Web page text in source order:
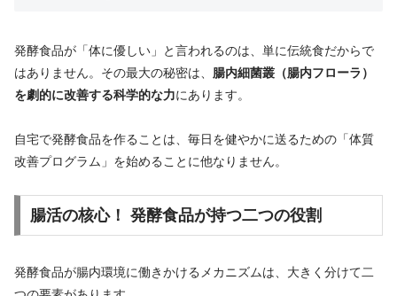
発酵食品が「体に優しい」と言われるのは、単に伝統食だからで
はありません。その最大の秘密は、 腸内細菌叢（腸内フローラ）
を劇的に改善する科学的な力にあります。
自宅で発酵食品を作ることは、毎日を健やかに送るための「体質
改善プログラム」を始めることに他なりません。
腸活の核心！ 発酵食品が持つ二つの役割
発酵食品が腸内環境に働きかけるメカニズムは、大きく分けて二